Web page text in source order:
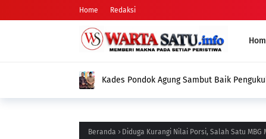
Home Redaksi
Kades Pondok Agung Sambut Baik
Beranda Diduga Kurangi Nilai Porsi, Salah Satu